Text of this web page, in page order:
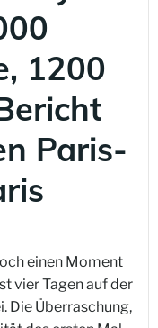
1200
Paris-
einen Moment
vier Tagen auf der
Die Überraschung,